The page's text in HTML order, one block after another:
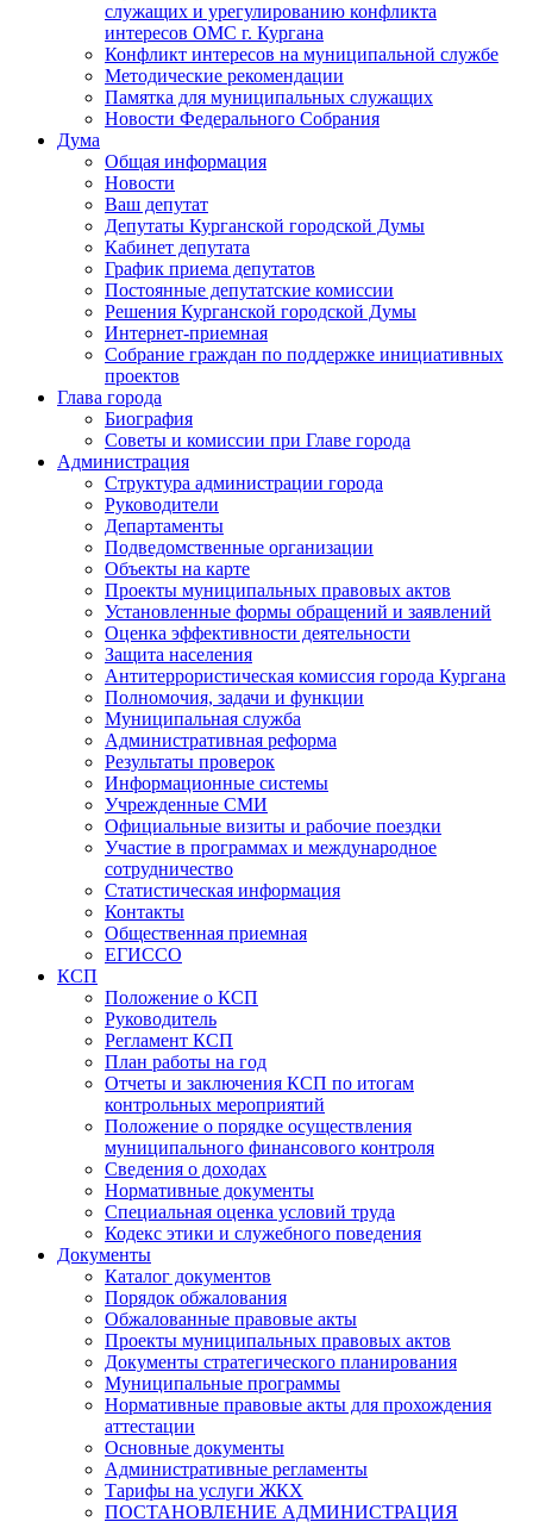
служащих и урегулированию конфликта
интересов ОМС г. Кургана
Конфликт интересов на муниципальной службе
Методические рекомендации
Памятка для муниципальных служащих
Новости Федерального Cобрания
Дума
Общая информация
Новости
Ваш депутат
Депутаты Курганской городской Думы
Кабинет депутата
График приема депутатов
Постоянные депутатские комиссии
Решения Курганской городской Думы
Интернет-приемная
Собрание граждан по поддержке инициативных
проектов
Глава города
Биография
Советы и комиссии при Главе города
Администрация
Структура администрации города
Руководители
Департаменты
Подведомственные организации
Объекты на карте
Проекты муниципальных правовых актов
Установленные формы обращений и заявлений
Оценка эффективности деятельности
Защита населения
Антитеррористическая комиссия города Кургана
Полномочия, задачи и функции
Муниципальная служба
Административная реформа
Результаты проверок
Информационные системы
Учрежденные СМИ
Официальные визиты и рабочие поездки
Участие в программах и международное
сотрудничество
Статистическая информация
Контакты
Общественная приемная
ЕГИССО
КСП
Положение о КСП
Руководитель
Регламент КСП
План работы на год
Отчеты и заключения КСП по итогам
контрольных мероприятий
Положение о порядке осуществления
муниципального финансового контроля
Сведения о доходах
Нормативные документы
Специальная оценка условий труда
Кодекс этики и служебного поведения
Документы
Каталог документов
Порядок обжалования
Обжалованные правовые акты
Проекты муниципальных правовых актов
Документы стратегического планирования
Муниципальные программы
Нормативные правовые акты для прохождения
аттестации
Основные документы
Административные регламенты
Тарифы на услуги ЖКХ
ПОСТАНОВЛЕНИЕ АДМИНИСТРАЦИЯ